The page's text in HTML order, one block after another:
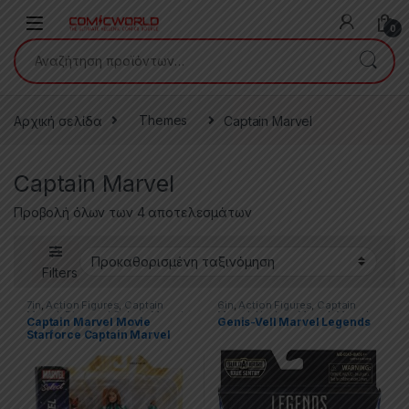
0
Αναζήτηση για:
Αρχική σελίδα Themes Captain Marvel
Captain Marvel
Προβολή όλων των 4 αποτελεσμάτων
Filters
7in,Action Figures, Captain
Marvel, Diamond Select Marvel
Marvel Select,Movies & TV
Series
Captain Marvel Movie
Starforce Captain Marvel
6in, Action Figures, Captain
Marvel ,Hasbro Marvel Marvel
Legends
Genis-Vell Marvel Legends